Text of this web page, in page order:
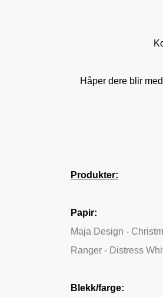
Håper dere blir
Produkter:
Papir:
Maja Design -
Ranger - Distress
Blekk/farge: